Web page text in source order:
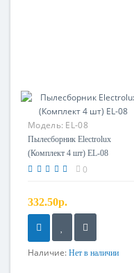
Модель: EL-08
Пылесборник Electrolux
(Комплект 4 шт) EL-08
0
332.50р.
Наличие: Нет в наличии